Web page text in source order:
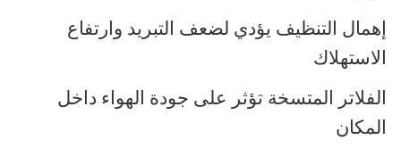
إهمال التنظيف يؤدي لضعف التبريد وارتفاع
الاستهلاك
الفلاتر المتسخة تؤثر على جودة الهواء داخل
المكان